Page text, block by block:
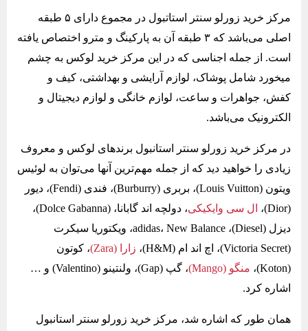
مرکز خرید زورلو سنتر استاتبول در مجموع دارای ۵ طبقه
اصلی می‌باشد که ۳ طبقه آن به پارکینگ و مترو اختصاص یافته
است. از جمله اجناسی که در این مرکز خرید لوکس به چشم
میخورد شامل پوشاک، لوازم آرایشی و بهداشتی، کیف و
کفش، جواهرات و ساعت، لوازم خانگی و لوازم دیجیتال و
الکترونیک می‌باشد.
در مرکز خرید زورلو سنتر استانبول برندهای لوکس و معروف
زیادی را خواهید دید که از جمله مهم‌ترین آنها می‌توان به لوئیس
ویتون (Louis Vuitton)، بربری (Burburry)، فندی (Fendi)، دیور
(Dior)،
ال سی وایکیکی
، دولچه اند گابانا، (Dolce Gabanna)،
دیزل (Diesel)، adidas، New Balance، ویکتوریا سیکرت
(Victoria Secret)، اچ اند ام (H&M)،
زارا (Zara)
، کوتون
(Koton)،
منگو (Mango)
، گپ (Gap)، ولنتینو (Valentino) و …
اشاره کرد.
همان طور که اشاره شد، مرکز خرید زورلو سنتر استانبول